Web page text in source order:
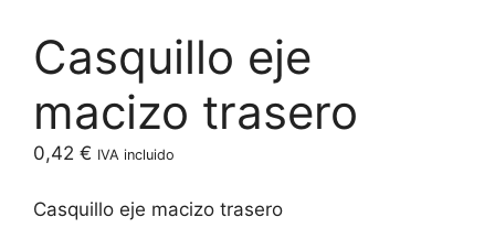
Casquillo eje
macizo trasero
0,42 € IVA incluido
Casquillo eje macizo trasero